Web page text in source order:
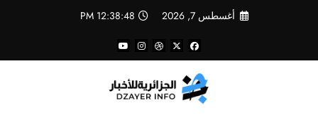
أغسطس 7, 2026 12:38:49 PM